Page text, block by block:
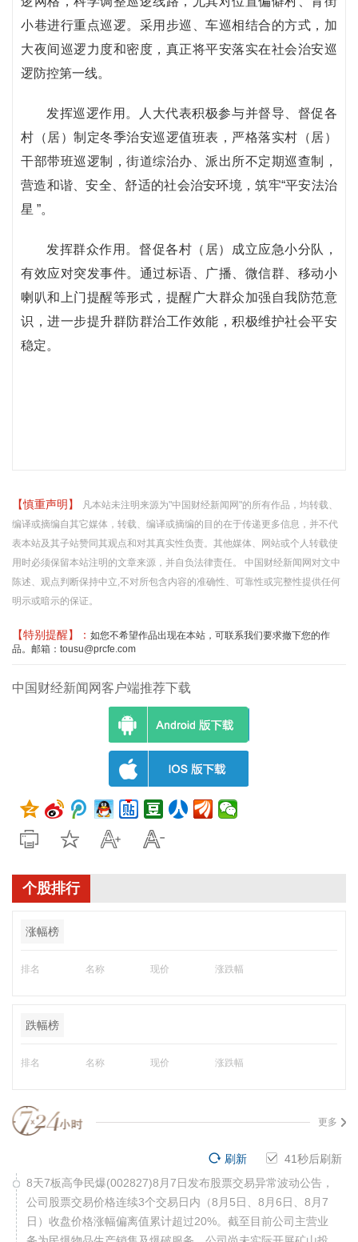
小巷进行重点巡逻。采用步巡、车巡相结合的方式，加
大夜间巡逻力度和密度，真正将平安落实在社会治安巡
逻防控第一线。
发挥巡逻作用。人大代表积极参与并督导、督促各
村（居）制定冬季治安巡逻值班表，严格落实村（居）
干部带班巡逻制，街道综治办、派出所不定期巡查制，
营造和谐、安全、舒适的社会治安环境，筑牢“平安法治
星 ”。
发挥群众作用。督促各村（居）成立应急小分队，
有效应对突发事件。通过标语、广播、微信群、移动小
喇叭和上门提醒等形式，提醒广大群众加强自我防范意
识，进一步提升群防群治工作效能，积极维护社会平安
稳定。
【慎重声明】
凡本站未注明来源为"中国财经新闻网"的所有作品，均转载、
编译或摘编自其它媒体，转载、编译或摘编的目的在于传递更多信息，并不代
表本站及其子站赞同其观点和对其真实性负责。其他媒体、网站或个人转载使
用时必须保留本站注明的文章来源，并自负法律责任。 中国财经新闻网对文中
陈述、观点判断保持中立,不对所包含内容的准确性、可靠性或完整性提供任何
明示或暗示的保证。
【特别提醒】： 如您不希望作品出现在本站，可联系我们要求撤下您的作
品。邮箱：tousu@prcfe.com
中国财经新闻网客户端推荐下载
个股排行
涨幅榜
排名 名称 现价 涨跌幅
跌幅榜
排名 名称 现价 涨跌幅
更多
41秒后刷新
刷新
8天7板高争民爆(002827)8月7日发布股票交易异常波动公告，
公司股票交易价格连续3个交易日内（8月5日、8月6日、8月7
日）收盘价格涨幅偏离值累计超过20%。截至目前公司主营业